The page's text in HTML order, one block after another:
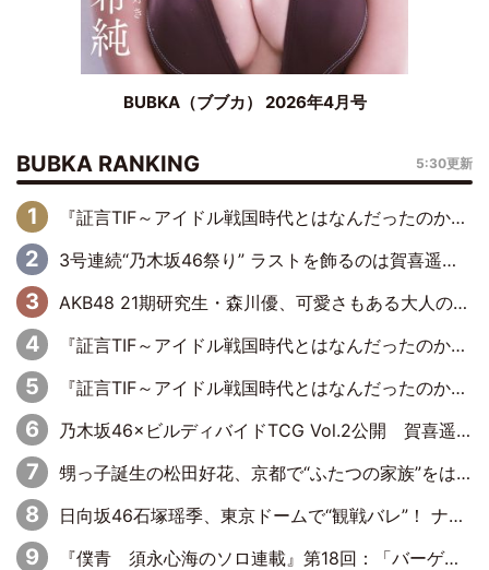
BUBKA（ブブカ） 2026年4月号
BUBKA RANKING 5:30更新
『証言TIF～アイドル戦国時代とはなんだったのか～』第6回：でんぱ組.inc・古川未鈴×相沢梨紗「『ハロプロやりたかったな』って言ったら、夢眠ねむさんに『てめえはでんぱ組．incなんだよ！』って肩パンされて(笑)」
3号連続“乃木坂46祭り” ラストを飾るのは賀喜遥香…5年ぶりの登場に「5年分大人になった私を見ていただけたら」
AKB48 21期研究生・森川優、可愛さもある大人の女性に
『証言TIF～アイドル戦国時代とはなんだったのか～』第11回：私立恵比寿中学・真山りか×安本彩花「TIFで10年ぶりのキョンシーメイクをしたら、場を完全に引かせてしまって。時代が変わったんだなって」
『証言TIF～アイドル戦国時代とはなんだったのか～』第10回：さくら学院・武藤彩未×飯田らうら「正直、中3で辞めるというのを信じてなくて。そう言われてはいたけど、嘘でしょって」
乃木坂46×ビルディバイドTCG Vol.2公開 賀喜遥香＆田村真佑が『京まふ』ステージに登壇
甥っ子誕生の松田好花、京都で“ふたつの家族”をはしご！ “母”黒谷友香に見送られ、“父”松岡昌宏とはハシゴ酒
日向坂46石塚瑶季、東京ドームで“観戦バレ”！ ナイツ・塙も認めた「巨人に詳しすぎるアイドル」は元VENUSスクール生で杉内コーチ推し⁉
『僕青 須永心海のソロ連載』第18回：「バーゲンセールハンターみうな inしまむら」編